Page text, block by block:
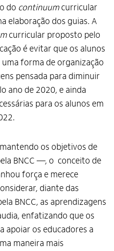
do continuumcurricular
elaboração dos guias. A
curricular proposto pelo
é evitar que os alunos
forma de organização
pensada para diminuir
ano de 2020, e ainda
para os alunos em
os objetivos de
BNCC —, o conceito de
força e merece
diante das
BNCC, as aprendizagens
enfatizando que os
apoiar os educadores a
maneira mais